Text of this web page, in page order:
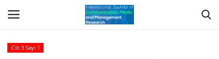
Cilt 3 Sayı 1